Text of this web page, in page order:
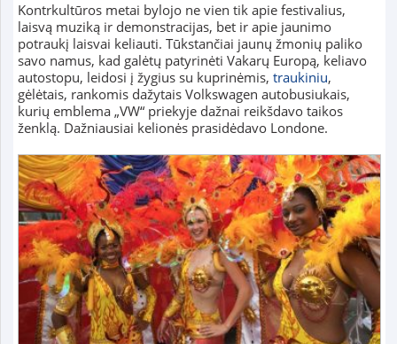
Kontrkultūros metai bylojo ne vien tik apie festivalius,
laisvą muziką ir demonstracijas, bet ir apie jaunimo
potraukį laisvai keliauti. Tūkstančiai jaunų žmonių paliko
savo namus, kad galėtų patyrinėti Vakarų Europą, keliavo
autostopu, leidosi į žygius su kuprinėmis, traukiniu,
gėlėtais, rankomis dažytais Volkswagen autobusiukais,
kurių emblema „VW“ priekyje dažnai reikšdavo taikos
ženklą. Dažniausiai kelionės prasidėdavo Londone.